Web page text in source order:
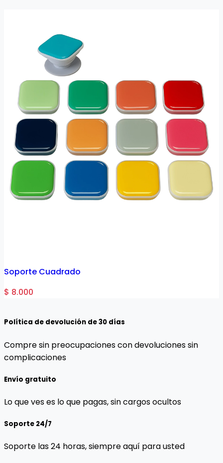
Soporte Cuadrado
$ 8.000
Política de devolución de 30 días
Compre sin preocupaciones con devoluciones sin
complicaciones
Envío gratuito
Lo que ves es lo que pagas, sin cargos ocultos
Soporte 24/7
Soporte las 24 horas, siempre aquí para usted